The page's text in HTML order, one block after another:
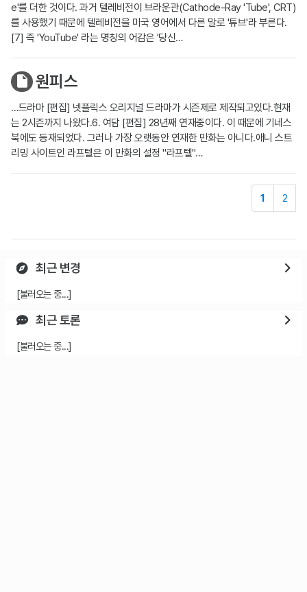
e'를 더한 것이다. 과거 텔레비전이 브라운관(Cathode-Ray 'Tube', CRT)
를 사용했기 때문에 텔레비전을 미국 영어에서 다른 말로 '튜브'라 부른다.
[7] 즉 'YouTube' 라는 명칭의 어감은 '당신…
원피스
…드라마 [편집] 넷플릭스 오리지널 드라마가 시즌제로 제작되고있다.현재
는 2시즌까지 나왔다.6. 여담 [편집] 28년째 연재중이다. 이 때문에 기네스
북에도 등재되었다. 그러나 가장 오랫동안 연재한 만화는 아니다.애니 스트
리밍 사이트인 라프텔은 이 만화의 설정 "라프텔"…
1 2
최근 변경
[불러오는 중...]
최근 토론
[불러오는 중...]